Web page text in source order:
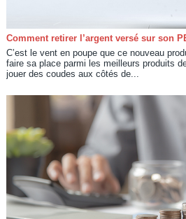
Comment retirer l’argent versé sur son
C’est le vent en poupe que ce nouveau
faire sa place parmi les meilleurs produits
jouer des coudes aux côtés de...